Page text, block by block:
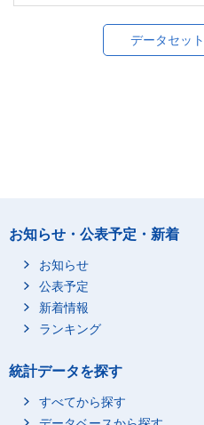
データセッ
お知らせ・公表予定・新着
お知らせ
公表予定
新着情報
ランキング
統計データを探す
すべてから探す